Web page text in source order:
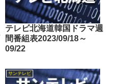
テレビ北海道韓国ドラマ週
間番組表2023/09/18～
09/22
サンテレビ